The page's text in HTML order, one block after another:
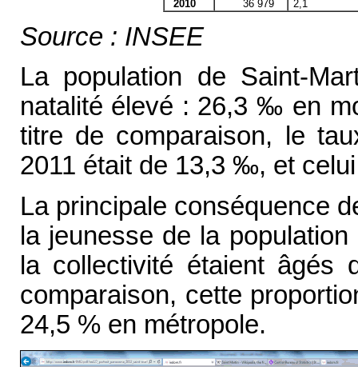
2010 36 979 2,1
Source : INSEE
La population de Saint-
natalité élevé : 26,3 ‰ en
titre de comparaison, le
2011 était de 13,3 ‰, et
La principale conséquence
la jeunesse de la
la collectivité étaient
comparaison, cette
24,5 % en métropole.